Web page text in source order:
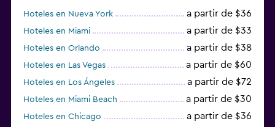
Hoteles en Nueva York a partir de $36
Hoteles en Miami a partir de $33
Hoteles en Orlando a partir de $38
Hoteles en Las Vegas a partir de $60
Hoteles en Los Ángeles a partir de $72
Hoteles en Miami Beach a partir de $30
Hoteles en Chicago a partir de $36